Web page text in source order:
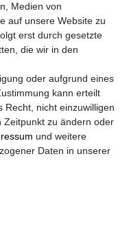
Medien von
auf unsere Website zu
erst durch gesetzte
die wir in den
oder aufgrund eines
kann erteilt
Recht, nicht einzuwilligen
Zeitpunkt zu ändern oder
und weitere
Daten in unserer